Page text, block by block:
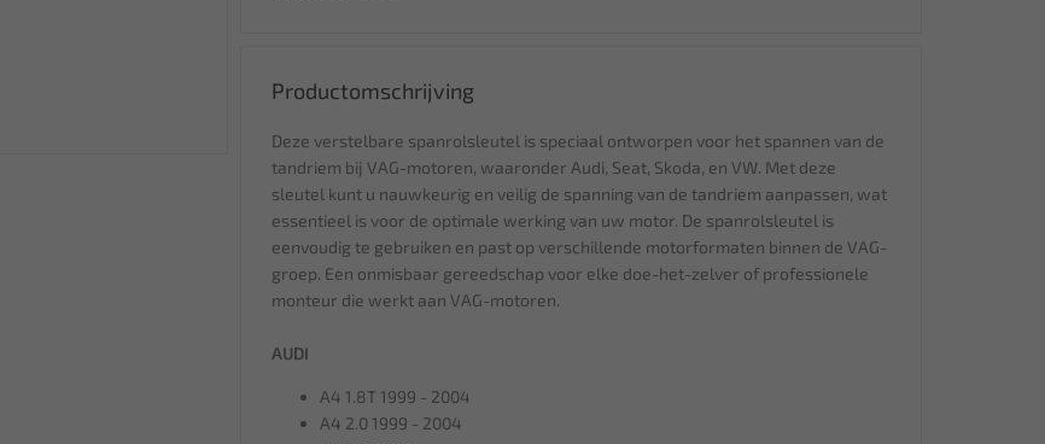
Productomschrijving
Deze verstelbare spanrolsleutel is speciaal ontworpen voor het spannen van de
tandriem bij VAG-motoren, waaronder Audi, Seat, Skoda, en VW. Met deze
sleutel kunt u nauwkeurig en veilig de spanning van de tandriem aanpassen, wat
essentieel is voor de optimale werking van uw motor. De spanrolsleutel is
eenvoudig te gebruiken en past op verschillende motorformaten binnen de VAG-
groep. Een onmisbaar gereedschap voor elke doe-het-zelver of professionele
monteur die werkt aan VAG-motoren.
AUDI
A4 1.8T 1999 - 2004
A4 2.0 1999 - 2004